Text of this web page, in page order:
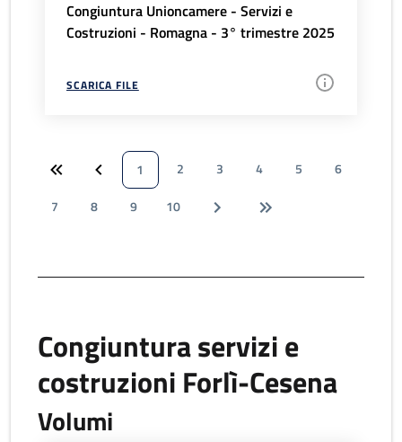
Congiuntura Unioncamere - Servizi e
Costruzioni - Romagna - 3° trimestre 2025
SCARICA FILE
1 2 3 4 5
6
7
8 9 10
Congiuntura servizi e
costruzioni Forlì-Cesena
Volumi